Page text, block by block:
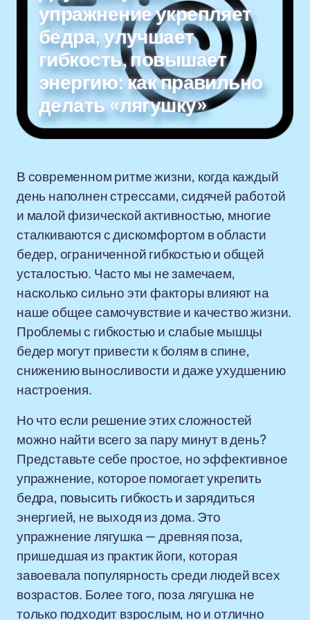
упражнение укрепляет
бедра, улучшает
гибкость, повышает
энергию: как правильно
делать «лягушку»
В современном ритме жизни, когда каждый
день наполнен стрессами, сидячей работой
и малой физической активностью, многие
сталкиваются с дискомфортом в области
бедер, ограниченной гибкостью и общей
усталостью. Часто мы не замечаем,
насколько сильно эти факторы влияют на
наше общее самочувствие и качество жизни.
Проблемы с гибкостью и слабые мышцы
бедер могут привести к болям в спине,
снижению выносливости и даже ухудшению
настроения.
Но что если решение этих сложностей
можно найти всего за пару минут в день?
Представьте себе простое, но эффективное
упражнение, которое помогает укрепить
бедра, повысить гибкость и зарядиться
энергией, не выходя из дома. Это
упражнение лягушка — древняя поза,
пришедшая из практик йоги, которая
завоевала популярность среди людей всех
возрастов. Более того, поза лягушка не
только подходит взрослым, но и отлично